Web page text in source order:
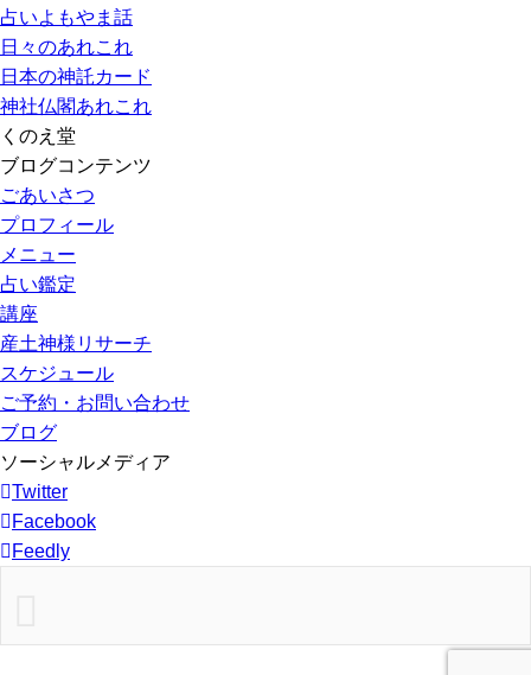
占いよもやま話
日々のあれこれ
日本の神託カード
神社仏閣あれこれ
くのえ堂
ブログコンテンツ
ごあいさつ
プロフィール
メニュー
占い鑑定
講座
産土神様リサーチ
スケジュール
ご予約・お問い合わせ
ブログ
ソーシャルメディア
Twitter
Facebook
Feedly